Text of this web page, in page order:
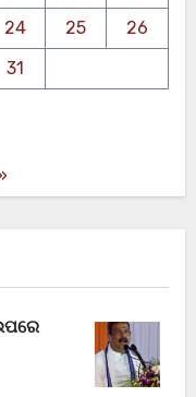
24 25
26
31